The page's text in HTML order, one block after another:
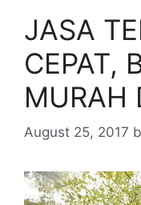
JASA
CEPAT,
MURAH
August 25, 2017